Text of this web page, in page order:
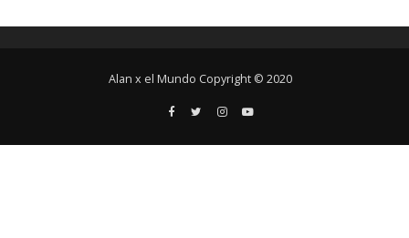
Alan x el Mundo Copyright © 2020